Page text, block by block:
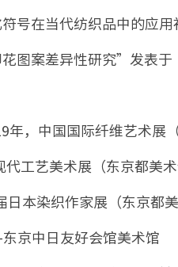
号在当代纺织品中的应
图案差异性研究”发表
，中国国际纤维艺术展（
工艺美术展（东京都美术
日本染织作家展（东京都
京中日友好会馆美术馆